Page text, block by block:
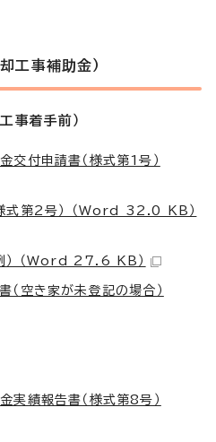
工事補助金）
事着手前）
交付申請書（様式第1号）
式第2号） （Word 32.0 KB）
） （Word 27.6 KB）
（空き家が未登記の場合）
実績報告書（様式第8号）